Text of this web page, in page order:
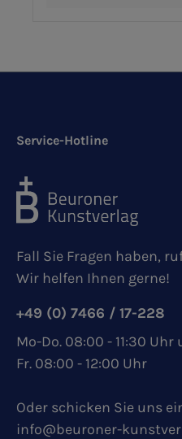
Service-Hotline
Fall Sie Fragen haben,
Wir helfen Ihnen gerne!
+49 (0) 7466 / 17-228
Mo-Do. 08:00 - 11:30 Uhr
Fr. 08:00 - 12:00 Uhr
Oder schicken Sie uns
info@beuroner-